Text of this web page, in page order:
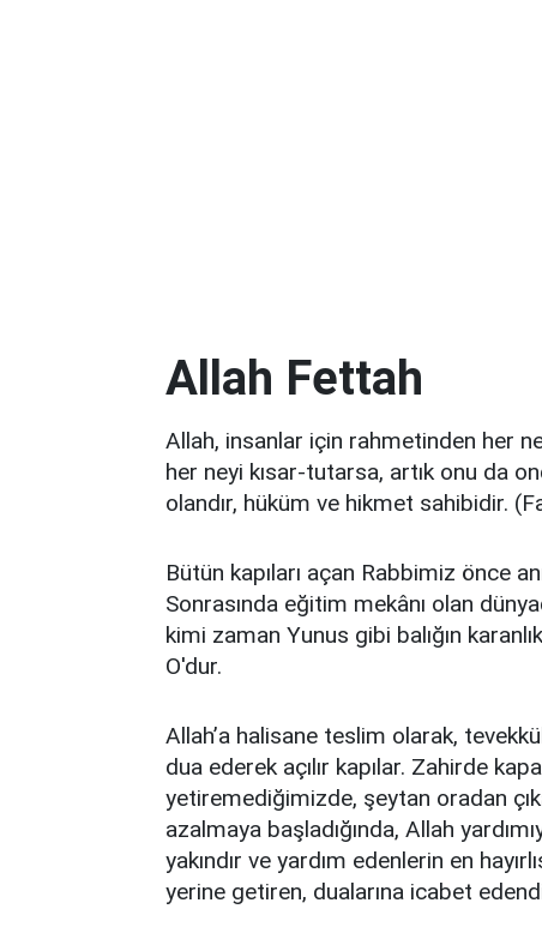
Allah Fettah
Allah, insanlar için rahmetinden her
her neyi kısar-tutarsa, artık onu da
olandır, hüküm ve hikmet sahibidir.
Bütün kapıları açan Rabbimiz önce
Sonrasında eğitim mekânı olan
kimi zaman Yunus gibi balığın
O'dur.
Allah’a halisane teslim olarak,
dua ederek açılır kapılar. Zahirde
yetiremediğimizde, şeytan oradan
azalmaya başladığında, Allah
yakındır ve yardım edenlerin en
yerine getiren, dualarına icabet